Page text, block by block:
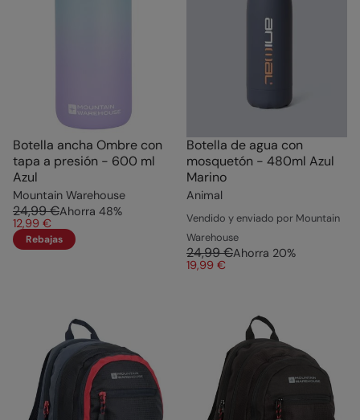
Botella ancha Ombre con
tapa a presión - 600 ml
Azul
Mountain Warehouse
24,99 €Ahorra 48%
12,99 €
Rebajas
Botella de agua con
mosquetón - 480ml Azul
Marino
Animal
Vendido y enviado por Mountain
Warehouse
24,99 €Ahorra 20%
19,99 €